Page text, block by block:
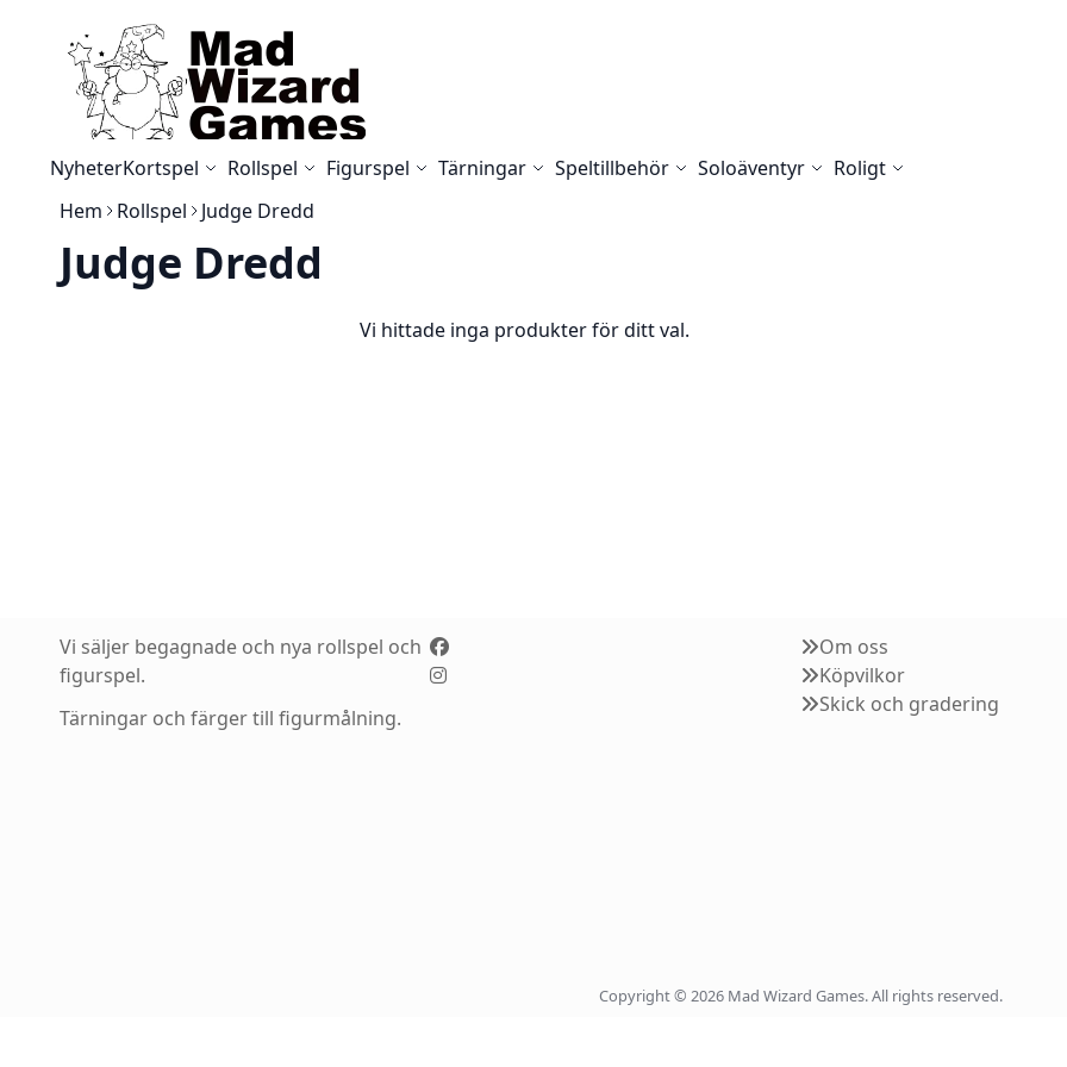
Skip to Content
NyheterKortspel Rollspel Figurspel Tärningar Speltillbehör Soloäventyr
Roligt
Hem
Rollspel Judge Dredd
Judge Dredd
Vi hittade inga produkter för ditt val.
Vi säljer begagnade och nya rollspel och
figurspel.
Tärningar och färger till figurmålning.
Om oss
Köpvilkor
Skick och gradering
Copyright © 2026 Mad Wizard Games. All rights reserved.